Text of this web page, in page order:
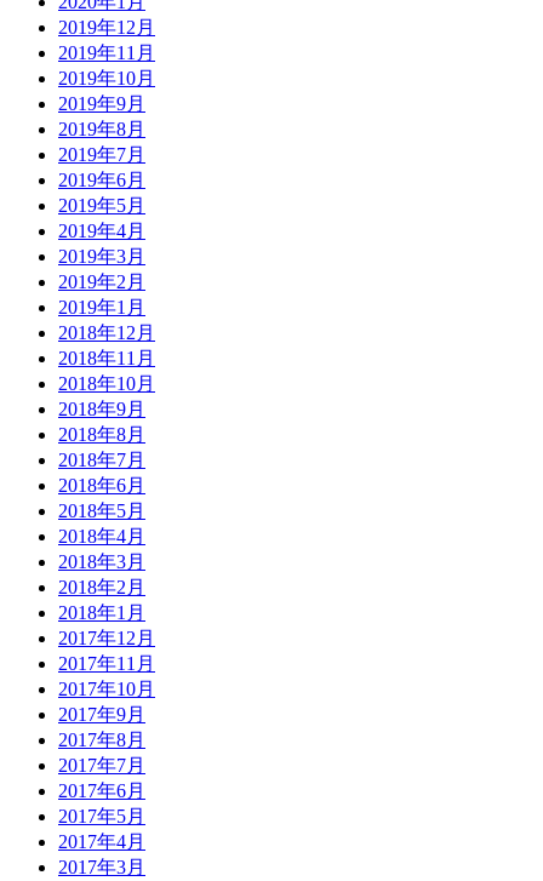
2019年12月
2019年11月
2019年10月
2019年9月
2019年8月
2019年7月
2019年6月
2019年5月
2019年4月
2019年3月
2019年2月
2019年1月
2018年12月
2018年11月
2018年10月
2018年9月
2018年8月
2018年7月
2018年6月
2018年5月
2018年4月
2018年3月
2018年2月
2018年1月
2017年12月
2017年11月
2017年10月
2017年9月
2017年8月
2017年7月
2017年6月
2017年5月
2017年4月
2017年3月